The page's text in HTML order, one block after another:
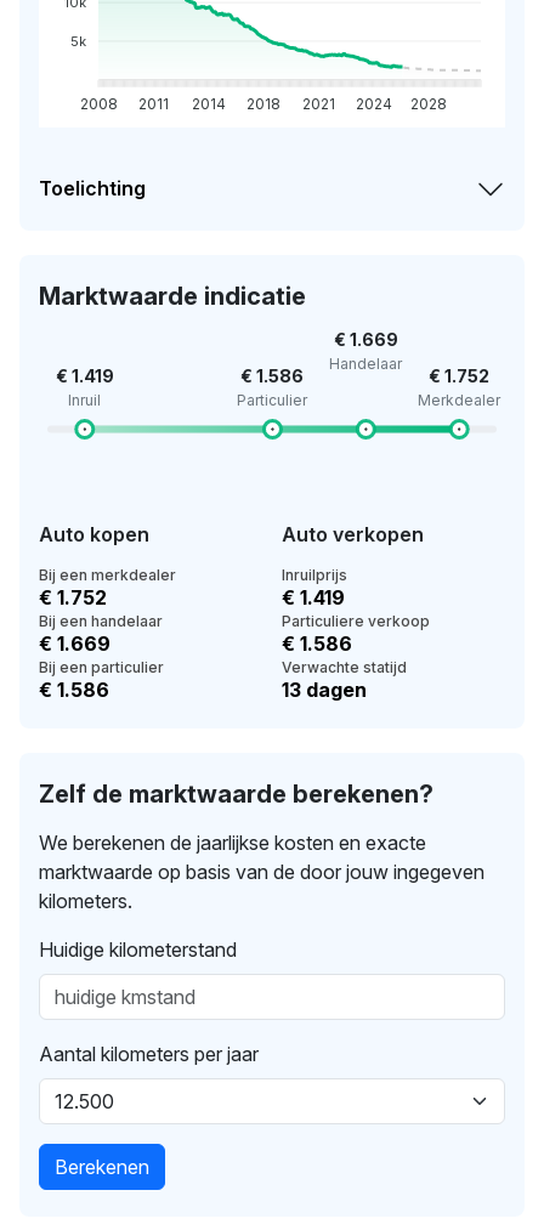
5k
2008 2011 2014 2018 2021 2024 2028
Toelichting
Marktwaarde indicatie
€ 1.419
Inruil
€ 1.586
Particulier
€ 1.669
Handelaar
€ 1.752
Merkdealer
Auto kopen
Bij een merkdealer
€ 1.752
Bij een handelaar
€ 1.669
Bij een particulier
€ 1.586
Auto verkopen
Inruilprijs
€ 1.419
Particuliere verkoop
€ 1.586
Verwachte statijd
13 dagen
Zelf de marktwaarde berekenen?
We berekenen de jaarlijkse kosten en exacte
marktwaarde op basis van de door jouw ingegeven
kilometers.
Huidige kilometerstand
Aantal kilometers per jaar
Berekenen